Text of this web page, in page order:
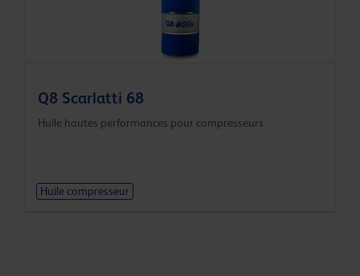
Q8 Scarlatti 68
Huile hautes performances pour compresseurs
Huile compresseur